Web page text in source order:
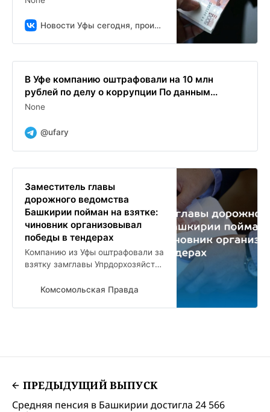
Новости Уфы сегодня, происшествия, ЧП и ДТП
В Уфе компанию оштрафовали на 10 млн
рублей по делу о коррупции По данным...
None
@ufary
Заместитель главы
дорожного ведомства
Башкирии пойман на взятке:
чиновник организовывал
победы в тендерах
Компанию из Уфы оштрафовали за
взятку замглавы Упрдорхозяйства
Комсомольская Правда
ПРЕДЫДУЩИЙ ВЫПУСК
Средняя пенсия в Башкирии достигла 24 566